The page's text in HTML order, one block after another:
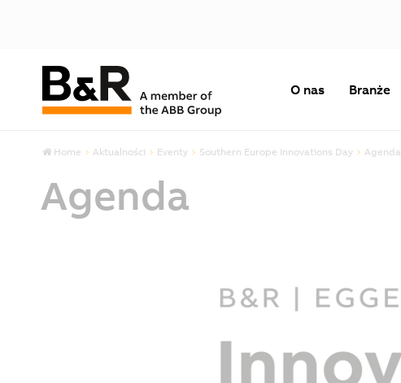
O nas Branże
Home Aktualności Eventy Southern Europe Innovations Day Agenda
Agenda